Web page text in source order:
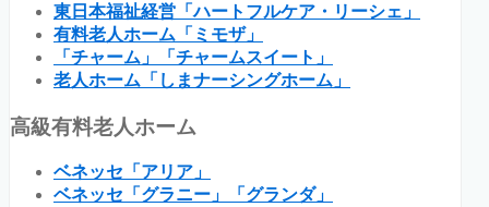
東日本福祉経営「ハートフルケア・リーシェ」
有料老人ホーム「ミモザ」
「チャーム」「チャームスイート」
老人ホーム「しまナーシングホーム」
高級有料老人ホーム
ベネッセ「アリア」
ベネッセ「グラニー」「グランダ」